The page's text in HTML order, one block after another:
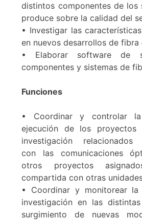
distintos componentes de los
produce sobre la calidad del
• Investigar las
en nuevos desarrollos de fibra
• Elaborar software de
componentes y sistemas de
Funciones
• Coordinar y controlar
ejecución de los proyectos
investigación relacionados
con las comunicaciones
otros proyectos
compartida con otras
• Coordinar y monitorear
investigación en las
surgimiento de nuevas